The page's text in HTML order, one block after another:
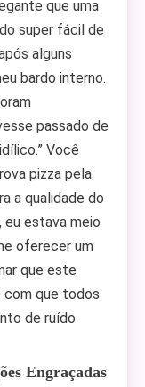
que uma
super fácil de
alguns
bardo interno.
passado de
Você
pizza pela
a qualidade do
eu estava meio
oferecer um
que este
com que todos
de ruído
Engraçadas